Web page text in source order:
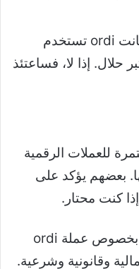
: إذا كانت ordi تستخدم
حلال. إذا لا، فساعتئذ
للعملات الرقمية
بعضهم يؤكد على
كنت محتار.
ضروري نفصل الحكم الشرعي بخصوص عملة ordi
وقانونية وشرعية.